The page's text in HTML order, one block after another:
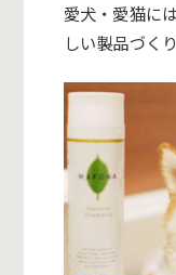
愛犬・愛猫に
しい製品づく